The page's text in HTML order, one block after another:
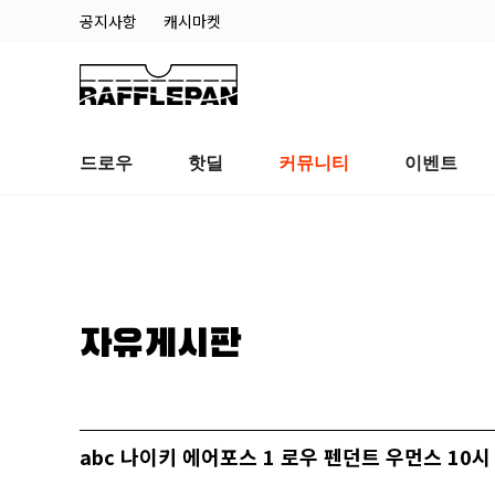
공지사항 캐시마켓
드로우 핫딜 커뮤니티 이벤트
자유게시판
abc 나이키 에어포스 1 로우 펜던트 우먼스 10시